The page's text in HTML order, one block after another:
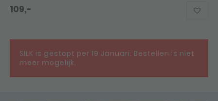
109,-
SILK is gestopt per 19 Januari. Bestellen is niet
meer mogelijk.